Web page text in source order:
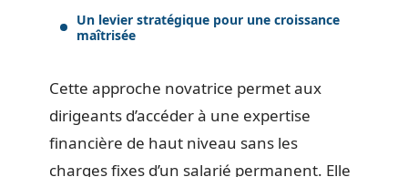
Un levier stratégique pour une croissance
maîtrisée
Cette approche novatrice permet aux
dirigeants d’accéder à une expertise
financière de haut niveau sans les
charges fixes d’un salarié permanent. Elle